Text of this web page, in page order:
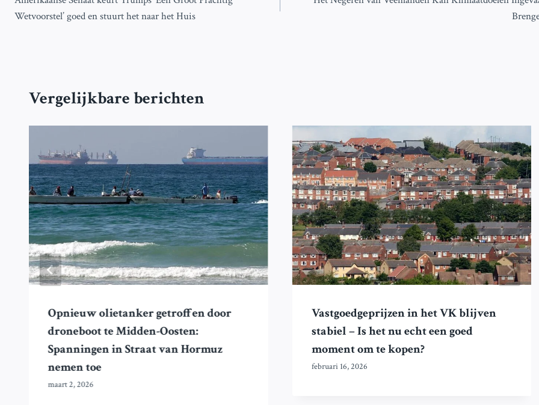
navigatie
Wetvoorstel’ goed en stuurt het naar het Huis
Vergelijkbare berichten
Opnieuw olietanker getroffen door
droneboot te Midden-Oosten:
Spanningen in Straat van Hormuz
nemen toe
maart 2, 2026
Vastgoedgeprijzen in het VK blijven
stabiel – Is het nu echt een goed
moment om te kopen?
februari 16, 2026